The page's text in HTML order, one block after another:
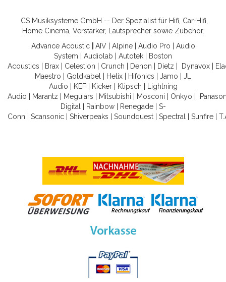
CS Musiksysteme GmbH -- Der Spezialist für Hifi, Car-Hifi,
Home Cinema, Verstärker, Lautsprecher sowie Zubehör.
Advance Acoustic
AIV| Alpine| Audio Pro
Audio
System
Audiolab Autotek
Boston
Acoustics
Brax Celestion Crunch Denon Dietz Dynavox
Maestro
Goldkabel Helix Hifonics Jamo
JL
Audio
KEF| Kicker| Klipsch
Lightning
Audio
Marantz Meguiars Mitsubishi Mosconi Onkyo
Digital
Rainbow| Renegade| S-
Conn
Scansonic Shiverpeaks Soundquest Spectral Sunfire